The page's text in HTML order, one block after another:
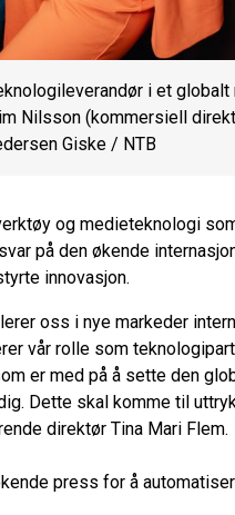
i et globalt
Nilsson (kommersiell
Giske / NTB
og medieteknologi
på den økende
innovasjon.
oss i nye markeder
vår rolle som
er med på å sette den
Dette skal komme til
direktør Tina Mari Flem.
press for å